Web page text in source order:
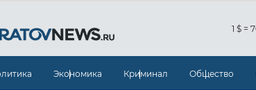
1 $ =
Экономика Криминал Общество